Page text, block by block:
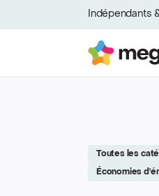
Indépendants
Toutes les
Économies
Site réalisé par Softedge